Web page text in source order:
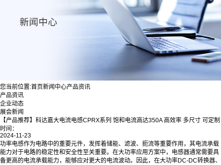
您当前位置:首页新闻中心产品资讯
产品资讯
企业动态
展会新闻
【产品推荐】科达嘉大电流电感CPRX系列 饱和电流高达350A 高效率 多尺寸 可定制
时间：
2024-11-23
功率电感作为电路中的重要元件，发挥着储能、滤波、扼流等重要作用，其电流承载
能力对于电路的稳定性和安全性至关重要。在大功率应用方案中，电感器通常需要具
备更高的电流承载能力，能够应对更大的电流波动。因此，在大功率DC-DC转换器、